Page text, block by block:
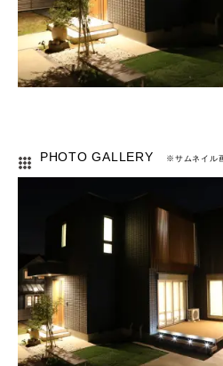
PHOTO GALLERY ※サムネイル